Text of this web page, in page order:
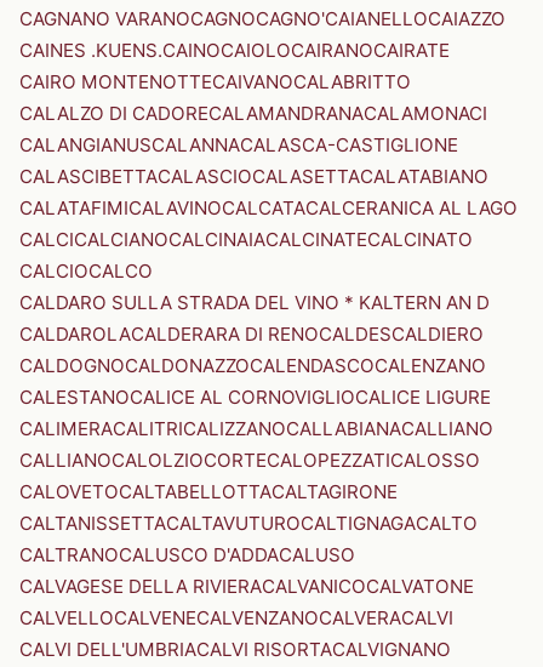
CAGNANO VARANOCAGNOCAGNO'CAIANELLOCAIAZZO
CAINES .KUENS.CAINOCAIOLOCAIRANOCAIRATE
CAIRO MONTENOTTECAIVANOCALABRITTO
CALALZO DI CADORECALAMANDRANACALAMONACI
CALANGIANUSCALANNACALASCA-CASTIGLIONE
CALASCIBETTACALASCIOCALASETTACALATABIANO
CALATAFIMICALAVINOCALCATACALCERANICA AL LAGO
CALCICALCIANOCALCINAIACALCINATECALCINATO
CALCIOCALCO
CALDARO SULLA STRADA DEL VINO * KALTERN AN D
CALDAROLACALDERARA DI RENOCALDESCALDIERO
CALDOGNOCALDONAZZOCALENDASCOCALENZANO
CALESTANOCALICE AL CORNOVIGLIOCALICE LIGURE
CALIMERACALITRICALIZZANOCALLABIANACALLIANO
CALLIANOCALOLZIOCORTECALOPEZZATICALOSSO
CALOVETOCALTABELLOTTACALTAGIRONE
CALTANISSETTACALTAVUTUROCALTIGNAGACALTO
CALTRANOCALUSCO D'ADDACALUSO
CALVAGESE DELLA RIVIERACALVANICOCALVATONE
CALVELLOCALVENECALVENZANOCALVERACALVI
CALVI DELL'UMBRIACALVI RISORTACALVIGNANO